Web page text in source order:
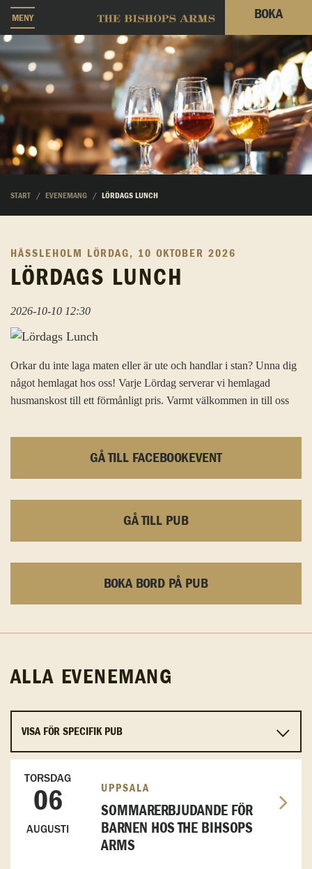
MENY BOKA
START EVENEMANG LÖRDAGS LUNCH
HÄSSLEHOLM LÖRDAG, 10 OKTOBER 2026
LÖRDAGS LUNCH
2026-10-10 12:30
Orkar du inte laga maten eller är ute och handlar i stan? Unna dig
något hemlagat hos oss! Varje Lördag serverar vi hemlagad
husmanskost till ett förmånligt pris. Varmt välkommen in till oss
GÅ TILL FACEBOOKEVENT
GÅ TILL PUB
BOKA BORD PÅ PUB
ALLA EVENEMANG
TORSDAG
06
AUGUSTI
UPPSALA
SOMMARERBJUDANDE FÖR
BARNEN HOS THE BIHSOPS
ARMS